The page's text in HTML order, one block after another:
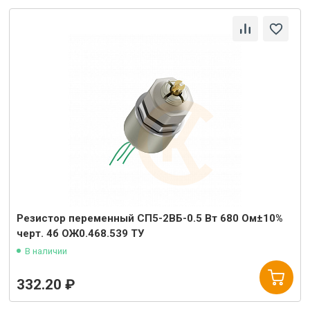
Резистор переменный СП5-2ВБ-0.5 Вт 680 Ом±10%
черт. 4б ОЖ0.468.539 ТУ
В наличии
332.20 ₽